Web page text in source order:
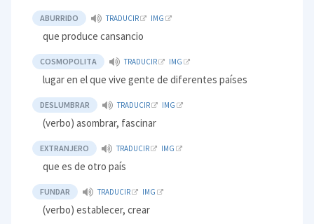
ABURRIDO TRADUCIR IMG
que produce cansancio
COSMOPOLITA TRADUCIR IMG
lugar en el que vive gente de diferentes países
DESLUMBRAR TRADUCIR IMG
(verbo) asombrar, fascinar
EXTRANJERO TRADUCIR IMG
que es de otro país
FUNDAR TRADUCIR IMG
(verbo) establecer, crear